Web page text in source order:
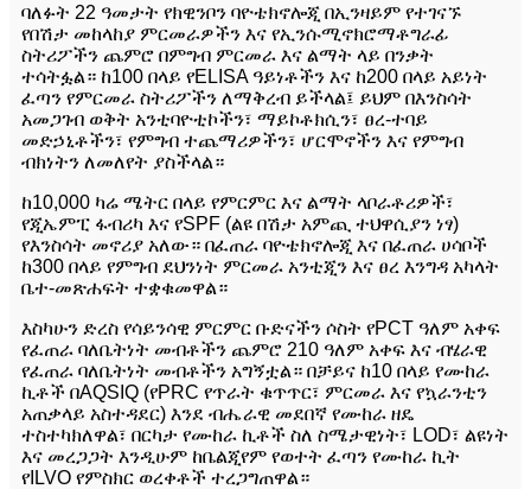
ባለፉት 22 ዓመታት የክዊንቦን ባዮቴክኖሎጂ በኢንዛይም የተገናኙ
የበሽታ መከላከያ ምርመራዎችን እና የኢንሱሚኖክሮማቶግራፊ
ስትሪፖችን ጨምሮ በምግብ ምርመራ እና ልማት ላይ በንቃት
ተሳትፏል። ከ100 በላይ የELISA ዓይነቶችን እና ከ200 በላይ አይነት
ፈጣን የምርመራ ስትሪፖችን ለማቅረብ ይችላል፤ ይህም በእንስሳት
አመጋገብ ወቅት አንቲባዮቲኮችን፣ ማይኮቶክሲን፣ ፀረ-ተባይ
መድኃኒቶችን፣ የምግብ ተጨማሪዎችን፣ ሆርሞኖችን እና የምግብ
ብክነትን ለመለየት ያስችላል።
ከ10,000 ካሬ ሜትር በላይ የምርምር እና ልማት ላቦራቶሪዎች፣
የጂኤምፒ ፋብሪካ እና የSPF (ልዩ በሽታ አምጪ ተህዋሲያን ነፃ)
የእንስሳት መኖሪያ አለው። በፈጠራ ባዮቴክኖሎጂ እና በፈጠራ ሀሳቦች
ከ300 በላይ የምግብ ደህንነት ምርመራ አንቲጂን እና ፀረ እንግዳ አካላት
ቤተ-መጽሐፍት ተቋቁመዋል።
እስካሁን ድረስ የሳይንሳዊ ምርምር ቡድናችን ሶስት የPCT ዓለም አቀፍ
የፈጠራ ባለቤትነት መብቶችን ጨምሮ 210 ዓለም አቀፍ እና ብሄራዊ
የፈጠራ ባለቤትነት መብቶችን አግኝቷል። በቻይና ከ10 በላይ የሙከራ
ኪቶች በAQSIQ (የPRC የጥራት ቁጥጥር፣ ምርመራ እና የኳራንቲን
አጠቃላይ አስተዳደር) እንደ ብሔራዊ መደበኛ የሙከራ ዘዴ
ተስተካክለዋል፣ በርካታ የሙከራ ኪቶች ስለ ስሜታዊነት፣ LOD፣ ልዩነት
እና መረጋጋት እንዲሁም ከቤልጂየም የወተት ፈጣን የሙከራ ኪት
የILVO የምስክር ወረቀቶች ተረጋግጠዋል።